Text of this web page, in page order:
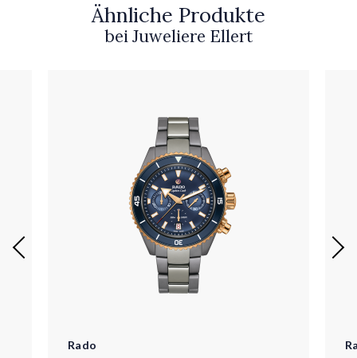
Ähnliche Produkte
bei Juweliere Ellert
Rado